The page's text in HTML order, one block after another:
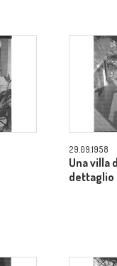
29.09.1958
Una villa
dettaglio